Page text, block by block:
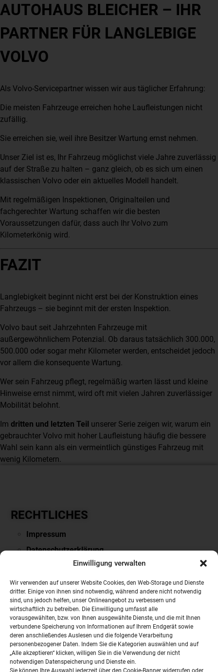
Einwilligung verwalten
Wir verwenden auf unserer Website Cookies, den Web-Storage und Dienste
dritter. Einige von ihnen sind notwendig, während andere nicht notwendig
sind, uns jedoch helfen, unser Onlineangebot zu verbessern und
wirtschaftlich zu betreiben. Die Einwilligung umfasst alle
vorausgewählten, bzw. von Ihnen ausgewählte Dienste, und die mit Ihnen
verbundene Speicherung von Informationen auf Ihrem Endgerät sowie
deren anschließendes Auslesen und die folgende Verarbeitung
personenbezogener Daten. Indem Sie die Kategorien auswählen und auf
„Alle akzeptieren“ klicken, willigen Sie in die Verwendung der nicht
notwendigen Datenspeicherung und Dienste ein.
Sie können Ihre Auswahl jederzeit über den Cookie-Banner widerrufen oder
AUTOHAUS BLEICHER – IHR
PARTNER FÜR LANGLEBIGE
VOLVO
Als Volvo-Servicepartner wissen wir aus täglicher Erfahrung:
Die meisten Fahrzeuge erreichen hohe Laufleistungen nicht
zufällig.
Sie erreichen sie, weil ihre Besitzer Wartung ernst nehmen.
Unser Ziel ist es, Ihr Fahrzeug möglichst viele Jahre zuverlässig
auf der Straße zu halten – ganz gleich, ob es sich um einen
klassischen Volvo oder ein aktuelles Modell handelt.
Mit regelmäßigen Inspektionen, Originalteilen und
fachgerechter Wartung schaffen wir die besten
Voraussetzungen dafür, dass auch Ihr Volvo zum
Kilometerkönig wird.
FAZIT
Langlebigkeit beginnt nicht erst bei der Konstruktion eines
Fahrzeugs – sie beginnt mit der ersten Inspektion.
Volvo baut seit Jahrzehnten Fahrzeuge mit
außergewöhnlichem Potenzial. Ob daraus tatsächlich 300.000,
500.000 oder sogar mehr Kilometer werden, entscheidet jedoch
vor allem die konsequente Wartung.
Wer sein Fahrzeug pflegt, regelmäßig warten lässt und kleine
Hinweise ernst nimmt, wird oft mit vielen Jahren zuverlässiger
Mobilität belohnt.
Im dritten und letzten Teil unserer Serie zeigen wir, warum ein
gebrauchter Volvo mit hoher Laufleistung häufig die bessere
Wahl sein kann als ein vermeintlich günstiges Fahrzeug mit
wenig Kilometern.
RECHTLICHES
Impressum
Datenschutzerklärung
Downloads & Links
PARTNERSEITEN
VOLVO
NISSAN
Mobile.de
Auto Scout24
Autobörse